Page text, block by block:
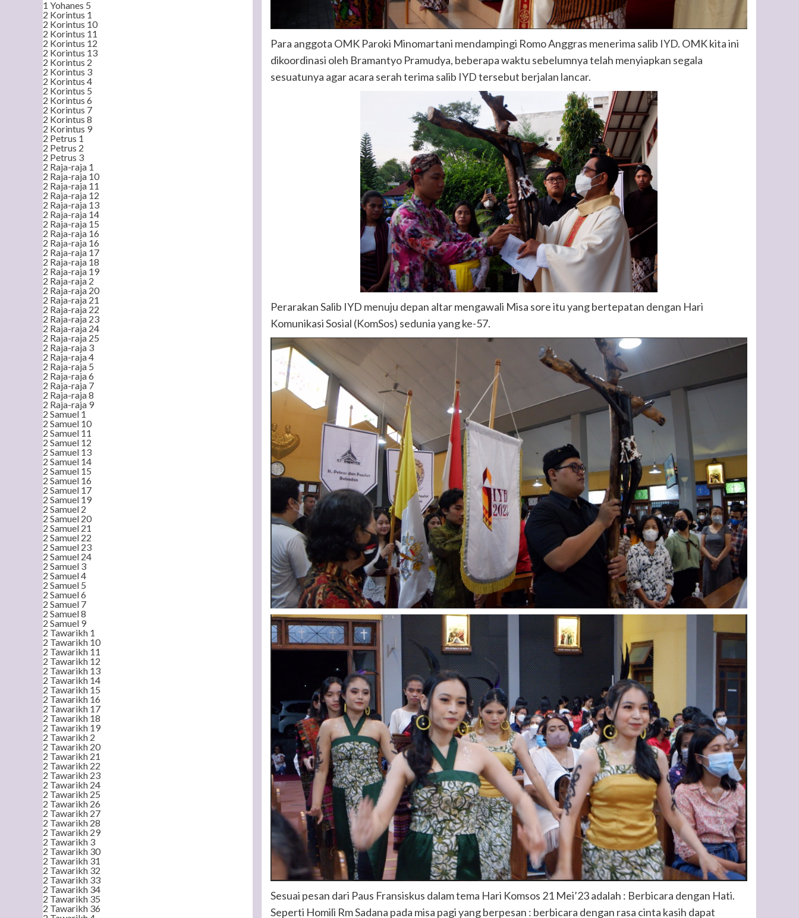
Para anggota OMK Paroki Minomartani mendampingi Romo Anggras menerima salib IYD. OMK kita ini
dikoordinasi oleh Bramantyo Pramudya, beberapa waktu sebelumnya telah menyiapkan segala
sesuatunya agar acara serah terima salib IYD tersebut berjalan lancar.
Perarakan Salib IYD menuju depan altar mengawali Misa sore itu yang bertepatan dengan Hari
Komunikasi Sosial (KomSos) sedunia yang ke-57.
Sesuai pesan dari Paus Fransiskus dalam tema Hari Komsos 21 Mei’23 adalah : Berbicara dengan Hati.
Seperti Homili Rm Sadana pada misa pagi yang berpesan : berbicara dengan rasa cinta kasih dapat
1 Yohanes 5
2 Korintus 1
2 Korintus 10
2 Korintus 11
2 Korintus 12
2 Korintus 13
2 Korintus 2
2 Korintus 3
2 Korintus 4
2 Korintus 5
2 Korintus 6
2 Korintus 7
2 Korintus 8
2 Korintus 9
2 Petrus 1
2 Petrus 2
2 Petrus 3
2 Raja-raja 1
2 Raja-raja 10
2 Raja-raja 11
2 Raja-raja 12
2 Raja-raja 13
2 Raja-raja 14
2 Raja-raja 15
2 Raja-raja 16
2 Raja-raja 16
2 Raja-raja 17
2 Raja-raja 18
2 Raja-raja 19
2 Raja-raja 2
2 Raja-raja 20
2 Raja-raja 21
2 Raja-raja 22
2 Raja-raja 23
2 Raja-raja 24
2 Raja-raja 25
2 Raja-raja 3
2 Raja-raja 4
2 Raja-raja 5
2 Raja-raja 6
2 Raja-raja 7
2 Raja-raja 8
2 Raja-raja 9
2 Samuel 1
2 Samuel 10
2 Samuel 11
2 Samuel 12
2 Samuel 13
2 Samuel 14
2 Samuel 15
2 Samuel 16
2 Samuel 17
2 Samuel 19
2 Samuel 2
2 Samuel 20
2 Samuel 21
2 Samuel 22
2 Samuel 23
2 Samuel 24
2 Samuel 3
2 Samuel 4
2 Samuel 5
2 Samuel 6
2 Samuel 7
2 Samuel 8
2 Samuel 9
2 Tawarikh 1
2 Tawarikh 10
2 Tawarikh 11
2 Tawarikh 12
2 Tawarikh 13
2 Tawarikh 14
2 Tawarikh 15
2 Tawarikh 16
2 Tawarikh 17
2 Tawarikh 18
2 Tawarikh 19
2 Tawarikh 2
2 Tawarikh 20
2 Tawarikh 21
2 Tawarikh 22
2 Tawarikh 23
2 Tawarikh 24
2 Tawarikh 25
2 Tawarikh 26
2 Tawarikh 27
2 Tawarikh 28
2 Tawarikh 29
2 Tawarikh 3
2 Tawarikh 30
2 Tawarikh 31
2 Tawarikh 32
2 Tawarikh 33
2 Tawarikh 34
2 Tawarikh 35
2 Tawarikh 36